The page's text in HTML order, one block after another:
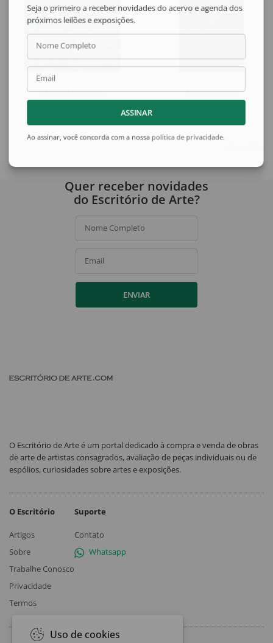
Marysia Portinari
Tan Gran
Mário Gruber
Fantasiado
Seja o primeiro a receber novidades do acervo e agenda dos
próximos leilões e exposições.
Nome Completo
Email
ASSINAR
Ao assinar, você concorda com a nossapolítica de privacidade.
Quer receber novidades
do Escritório de Arte?
Nome Completo
Email
ENVIAR
O Escritório de Arte é um portal dedicado à compra e venda de obras
de arte de artistas consagrados, avaliação de peças individuais ou de
espólios, curiosidades sobre artes e exposições.
O Escritório
Artigos
Sobre
Trabalhe Conosco
Privacidade
Termos
Suporte
Contato
Whatsapp
Uso de cookies